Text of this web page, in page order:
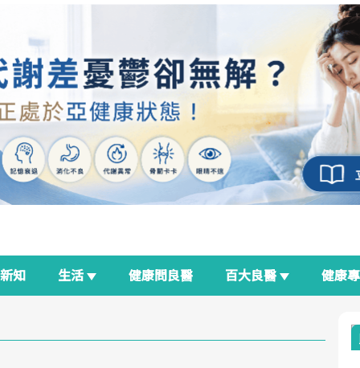
新知 生活 健康問良醫 百大良醫 健康
良醫生活祭